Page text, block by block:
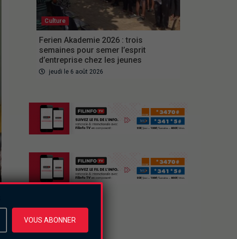
Culture
Ferien Akademie 2026 : trois
semaines pour semer l’esprit
d’entreprise chez les jeunes
jeudi le 6 août 2026
VOUS ABONNER